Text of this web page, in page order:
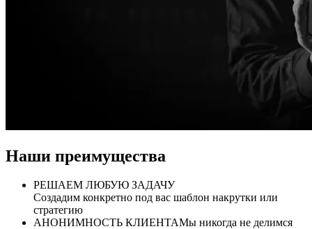
Наши преимущества
РЕШАЕМ ЛЮБУЮ ЗАДАЧУ
Создадим конкретно под вас шаблон накрутки или
стратегию
АНОНИМНОСТЬ КЛИЕНТАМы никогда не делимся